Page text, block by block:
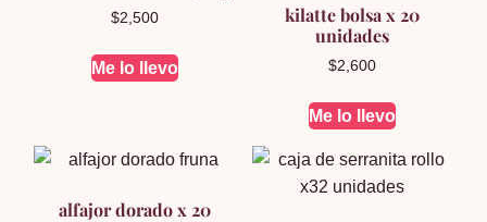
$2,500
Me lo llevo
kilatte bolsa x 20
unidades
$2,600
Me lo llevo
alfajor dorado x 20